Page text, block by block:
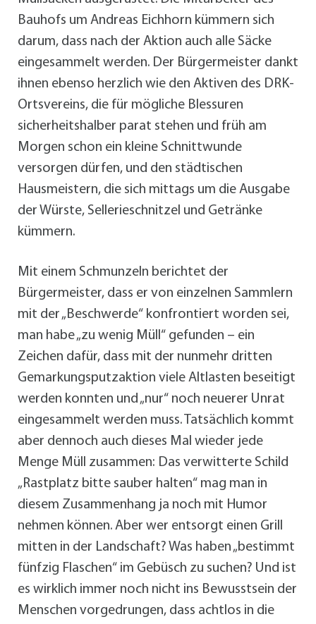
Bauhofs um Andreas Eichhorn kümmern sich
darum, dass nach der Aktion auch alle Säcke
eingesammelt werden. Der Bürgermeister dankt
ihnen ebenso herzlich wie den Aktiven des DRK-
Ortsvereins, die für mögliche Blessuren
sicherheitshalber parat stehen und früh am
Morgen schon ein kleine Schnittwunde
versorgen dürfen, und den städtischen
Hausmeistern, die sich mittags um die Ausgabe
der Würste, Sellerieschnitzel und Getränke
kümmern.
Mit einem Schmunzeln berichtet der
Bürgermeister, dass er von einzelnen Sammlern
mit der „Beschwerde“ konfrontiert worden sei,
man habe „zu wenig Müll“ gefunden – ein
Zeichen dafür, dass mit der nunmehr dritten
Gemarkungsputzaktion viele Altlasten beseitigt
werden konnten und „nur“ noch neuerer Unrat
eingesammelt werden muss. Tatsächlich kommt
aber dennoch auch dieses Mal wieder jede
Menge Müll zusammen: Das verwitterte Schild
„Rastplatz bitte sauber halten“ mag man in
diesem Zusammenhang ja noch mit Humor
nehmen können. Aber wer entsorgt einen Grill
mitten in der Landschaft? Was haben „bestimmt
fünfzig Flaschen“ im Gebüsch zu suchen? Und ist
es wirklich immer noch nicht ins Bewusstsein der
Menschen vorgedrungen, dass achtlos in die